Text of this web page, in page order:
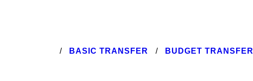
/ BASIC TRANSFER / BUDGET TRANSFER